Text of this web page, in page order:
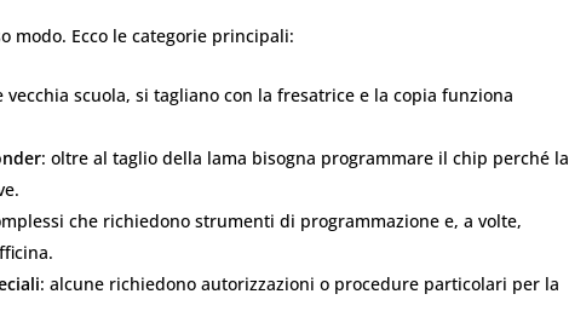
modo. Ecco le categorie principali:
vecchia scuola, si tagliano con la fresatrice e la copia funziona
: oltre al taglio della lama bisogna programmare il chip perché la
che richiedono strumenti di programmazione e, a volte,
: alcune richiedono autorizzazioni o procedure particolari per la